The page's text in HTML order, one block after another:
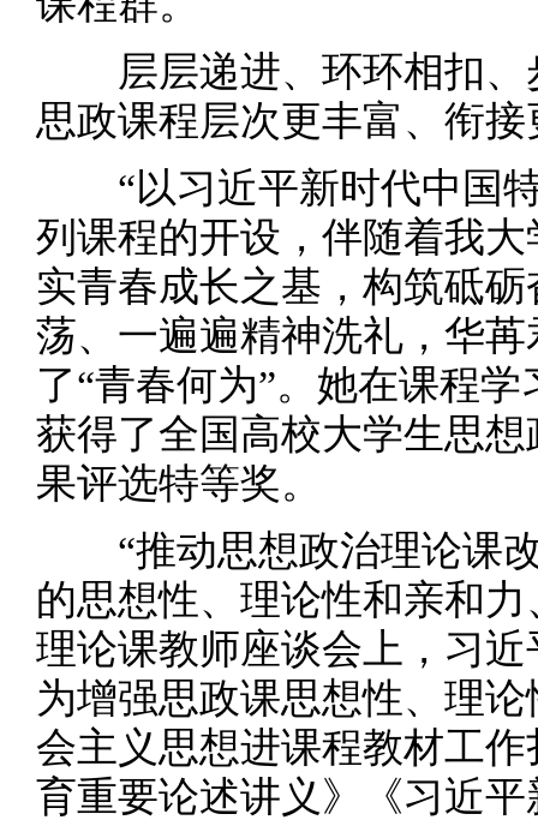
层层递进、环环相扣、
思政课程层次更丰富、衔
“以习近平新时代中国特
列课程的开设，伴随着我
实青春成长之基，构筑砥
荡、一遍遍精神洗礼，华
了“青春何为”。她在课程
获得了全国高校大学生思
果评选特等奖。
“推动思想政治理论课改
的思想性、理论性和亲和
理论课教师座谈会上，习
为增强思政课思想性、理
会主义思想进课程教材工
育重要论述讲义》《习近